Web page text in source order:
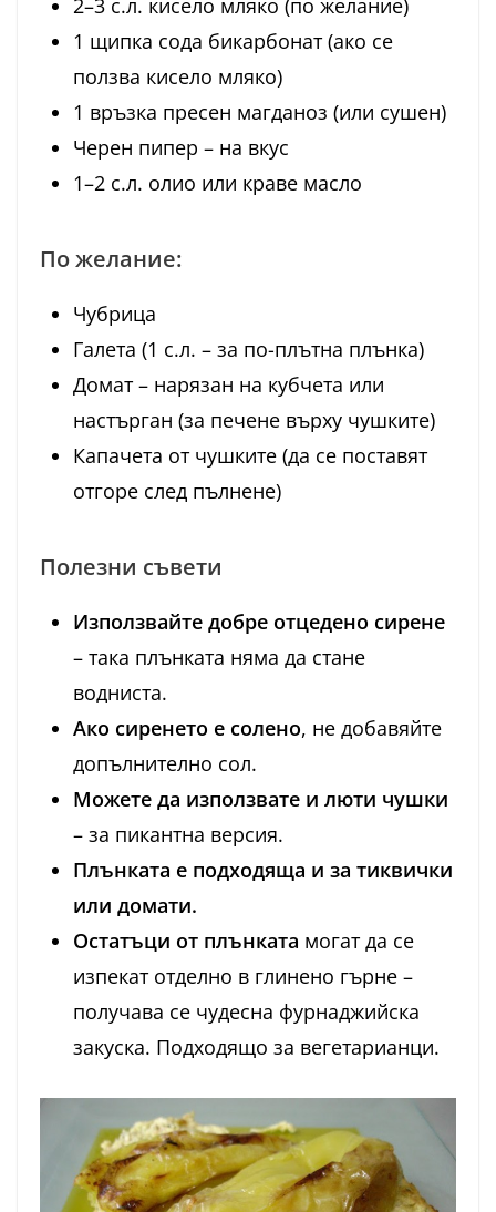
2–3 с.л. кисело мляко (по желание)
1 щипка сода бикарбонат (ако се
ползва кисело мляко)
1 връзка пресен магданоз (или сушен)
Черен пипер – на вкус
1–2 с.л. олио или краве масло
По желание:
Чубрица
Галета (1 с.л. – за по-плътна плънка)
Домат – нарязан на кубчета или
настърган (за печене върху чушките)
Капачета от чушките (да се поставят
отгоре след пълнене)
Полезни съвети
Използвайте добре отцедено сирене
– така плънката няма да стане
водниста.
Ако сиренето е солено, не добавяйте
допълнително сол.
Можете да използвате и люти чушки
– за пикантна версия.
Плънката е подходяща и за тиквички
или домати.
Остатъци от плънката могат да се
изпекат отделно в глинено гърне –
получава се чудесна фурнаджийска
закуска. Подходящо за вегетарианци.